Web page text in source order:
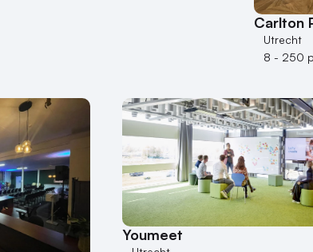
Carlton
Utrecht
8 - 250
Youmeet